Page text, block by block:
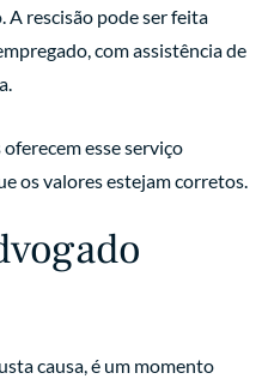
A rescisão pode ser feita
com assistência de
esse serviço
os valores estejam corretos.
causa, é um momento